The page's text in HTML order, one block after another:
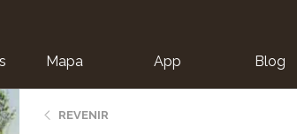
Mapa App Blog
REVENIR